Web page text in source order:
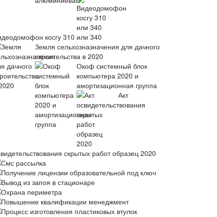
косгу 310 или 340
Земля сельхозназначения для дачного
строительства в 2020
Окоф системный блок
компьютера 2020 и
амортизационная группа
Акт
скрытых работ образец 2020
Смс рассылка
Получение лицензии образовательной под ключ
Вывод из запоя в стационаре
Охрана периметра
Повышение квалификации менеджмент
Процесс изготовления пластиковых втулок